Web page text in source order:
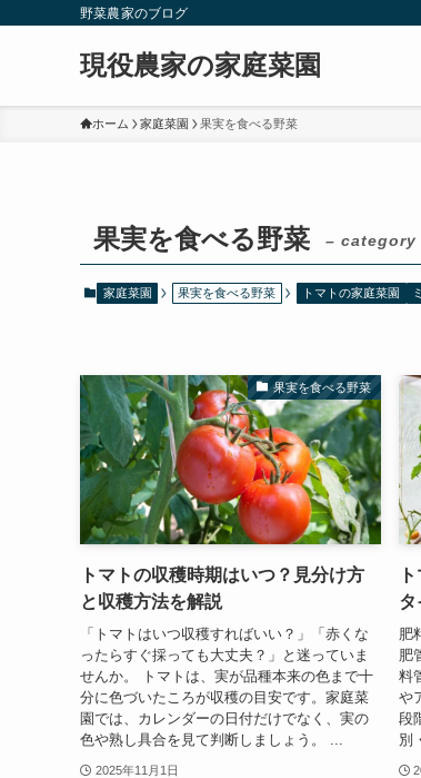
野菜農家のブログ
現役農家の家庭菜園
ホーム 家庭菜園 果実を食べる野菜
果実を食べる野菜 – category
家庭菜園 果実を食べる野菜 トマトの家庭菜園
果実を食べる野菜
トマトの収穫時期はいつ？見分け方
と収穫方法を解説
「トマトはいつ収穫すればいい？」「赤くな
ったらすぐ採っても大丈夫？」と迷っていま
せんか。 トマトは、実が品種本来の色まで十
分に色づいたころが収穫の目安です。家庭菜
園では、カレンダーの日付だけでなく、実の
色や熟し具合を見て判断しましょう。 ...
2025年11月1日
タ
肥
肥
料
や
段
別